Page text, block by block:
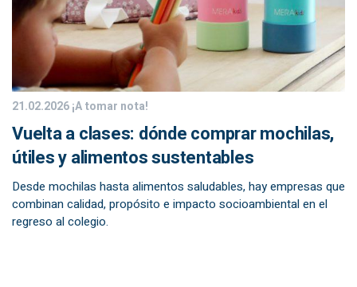
21.02.2026¡A tomar nota!
Vuelta a clases: dónde comprar mochilas,
útiles y alimentos sustentables
Desde mochilas hasta alimentos saludables, hay empresas que
combinan calidad, propósito e impacto socioambiental en el
regreso al colegio.